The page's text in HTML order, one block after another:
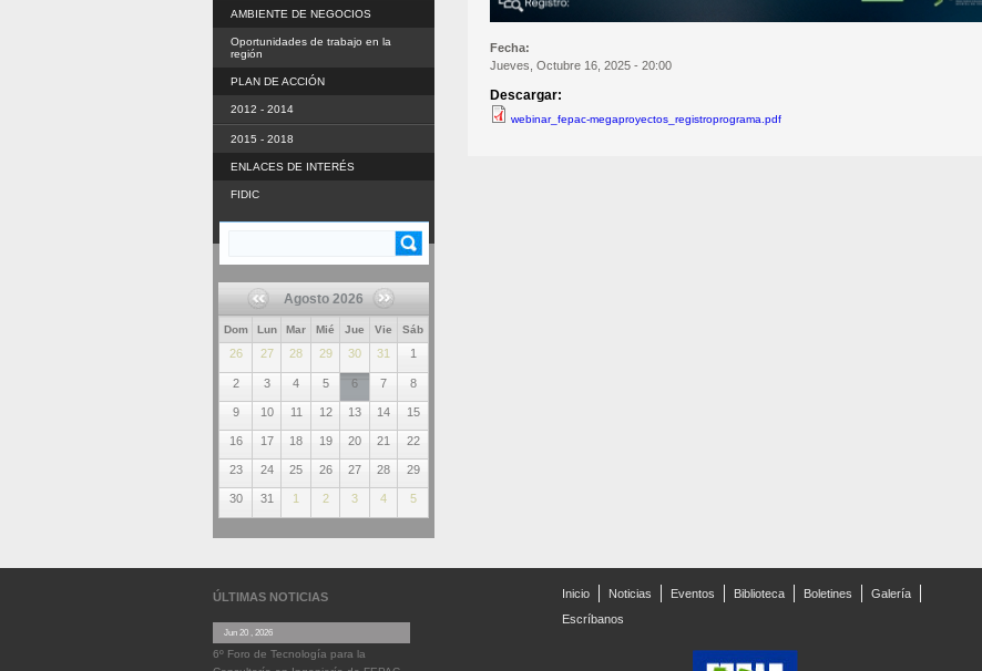
Fecha:
Jueves, Octubre 16, 2025 - 20:00
Descargar:
webinar_fepac-megaproyectos_registroprograma.pdf
AMBIENTE DE NEGOCIOS
Oportunidades de trabajo en la
región
PLAN DE ACCIÓN
2012 - 2014
2015 - 2018
ENLACES DE INTERÉS
FIDIC
BÚSQUEDA
Agosto 2026
Dom Lun Mar Mié Jue Vie Sáb
26 27 28 29 30 31 1
2 3 4 5 6 7 8
9 10 11 12 13 14 15
16 17 18 19 20 21 22
23 24 25 26 27 28 29
30 31 1 2 3 4 5
ÚLTIMAS NOTICIAS
Jun 20 , 2026
6º Foro de Tecnología para la
Inicio Noticias Eventos Biblioteca Boletines
Galería
Escríbanos